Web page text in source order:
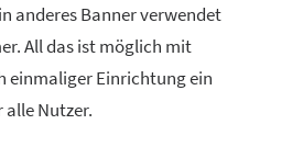
anderes Banner verwendet
All das ist möglich mit
einmaliger Einrichtung ein
Nutzer.